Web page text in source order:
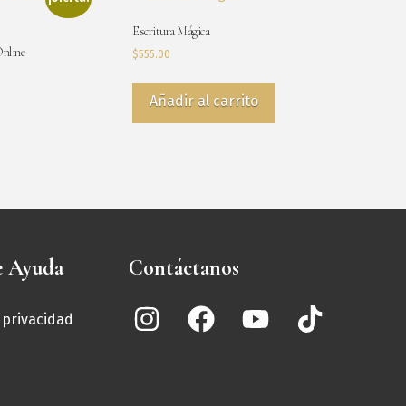
Escritura Mágica
$555.00
Añadir al carrito
Ayuda Contáctanos